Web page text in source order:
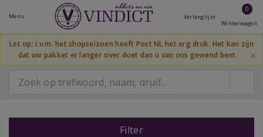
Menu Verlanglijst
0
Winkelwagen
Let op: i.v.m. het shopseizoen heeft Post NL het erg druk. Het kan zijn
dat uw pakket er langer over doet dan u van ons gewend bent.
×
Filter